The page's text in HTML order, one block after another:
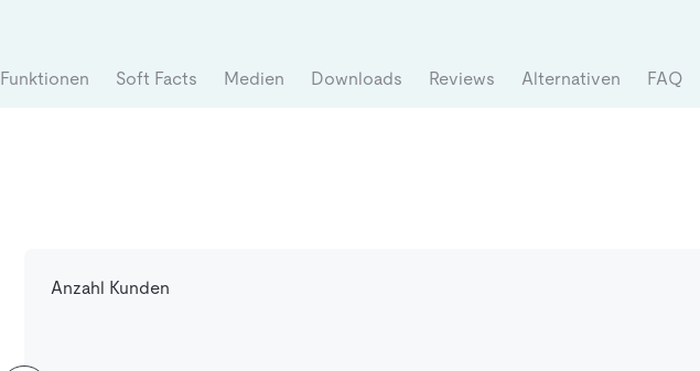
Funktionen Soft Facts Medien Downloads Reviews Alternativen FAQ
Anzahl Kunden